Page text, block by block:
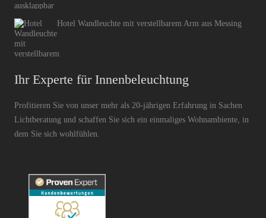
Hotel Wandleuchte mit verstellbarem Arm aus Messing
Ihr Experte für Innenbeleuchtung
Profitieren Sie von unser mehr als 20-jährigen Erfahrung in Sachen
Lichtberatung und schaffen Sie sich ein einmaliges Wohnambiente, in
dem Sie sich wohlfühlen.